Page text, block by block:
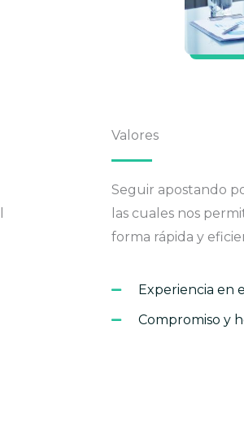
Valores
Seguir apostando
las cuales nos
forma rápida y
Experiencia en
Compromiso y